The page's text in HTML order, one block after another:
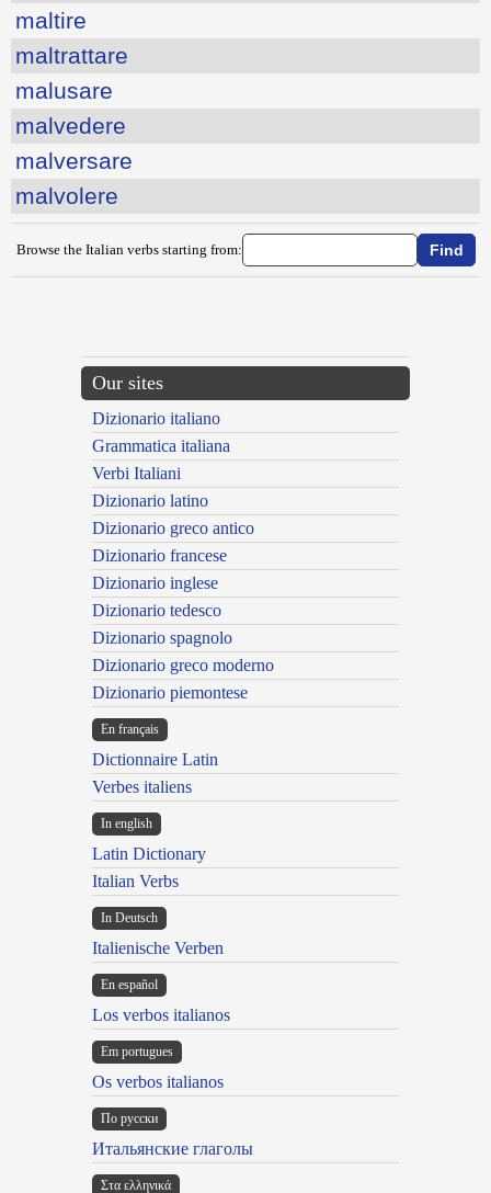
maltire
maltrattare
malusare
malvedere
malversare
malvolere
Browse the Italian verbs starting from:
Our sites
Dizionario italiano
Grammatica italiana
Verbi Italiani
Dizionario latino
Dizionario greco antico
Dizionario francese
Dizionario inglese
Dizionario tedesco
Dizionario spagnolo
Dizionario greco moderno
Dizionario piemontese
En français
Dictionnaire Latin
Verbes italiens
In english
Latin Dictionary
Italian Verbs
In Deutsch
Italienische Verben
En español
Los verbos italianos
Em portugues
Os verbos italianos
По русски
Итальянские глаголы
Στα ελληνικά